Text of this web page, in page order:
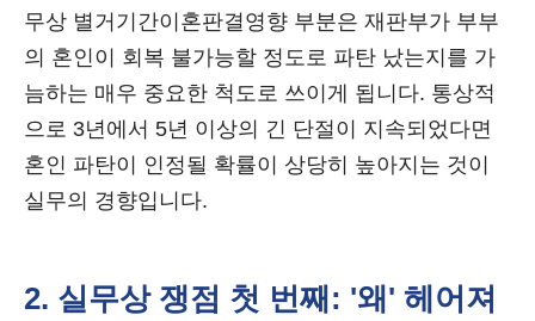
무상 별거기간이혼판결영향 부분은 재판부가 부부
의 혼인이 회복 불가능할 정도로 파탄 났는지를 가
늠하는 매우 중요한 척도로 쓰이게 됩니다. 통상적
으로 3년에서 5년 이상의 긴 단절이 지속되었다면
혼인 파탄이 인정될 확률이 상당히 높아지는 것이
실무의 경향입니다.
2. 실무상 쟁점 첫 번째: '왜' 헤어져